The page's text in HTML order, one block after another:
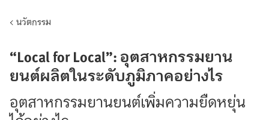
นวัตกรรม
“Local for Local”: อุตสาหกรรมยาน
ยนต์ผลิตในระดับภูมิภาคอย่างไร
อุตสาหกรรมยานยนต์เพิ่มความยืดหยุ่น